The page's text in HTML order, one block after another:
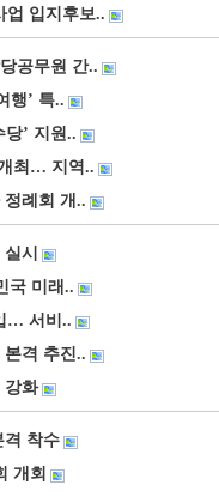
업 입지후보..
공무원 간..
행’ 특..
’ 지원..
최… 지역..
정례회 개..
시
국 미래..
… 서비..
격 추진..
강화
격 착수
개회